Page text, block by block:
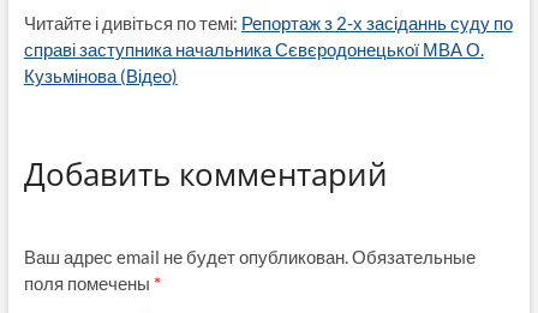
Читайте і дивіться по темі: Репортаж з 2-х засіданнь суду по
справі заступника начальника Сєвєродонецької МВА О.
Кузьмінова (Відео)
Добавить комментарий
Ваш адрес email не будет опубликован.Обязательные
поля помечены *